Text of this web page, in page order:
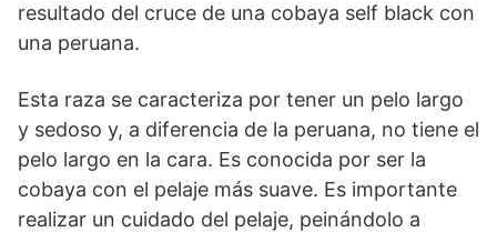
resultado del cruce de una cobaya self black con
una peruana.
Esta raza se caracteriza por tener un pelo largo
y sedoso y, a diferencia de la peruana, no tiene el
pelo largo en la cara. Es conocida por ser la
cobaya con el pelaje más suave. Es importante
realizar un cuidado del pelaje, peinándolo a